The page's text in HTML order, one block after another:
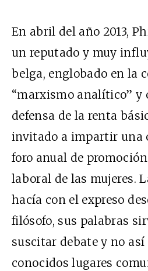
En abril del año 2013,
un reputado y muy
belga, englobado en la
“marxismo analítico” y
defensa de la renta
invitado a impartir una
foro anual de
laboral de las mujeres.
hacía con el expreso
filósofo, sus palabras
suscitar debate y no
conocidos lugares